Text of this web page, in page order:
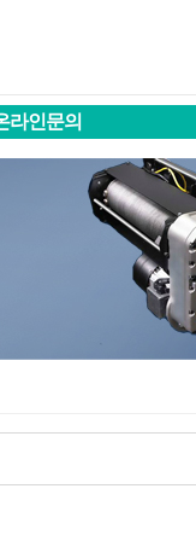
라인문의